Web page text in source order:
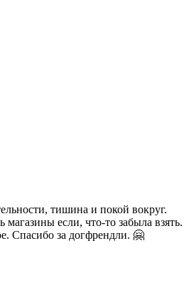
тишина и покой вокруг.
магазины если, что-то забыла взять.
Спасибо за догфрендли. 🤗